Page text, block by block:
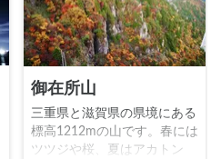
御在所山
三重県と滋賀県の県境にある
標高1212mの山です。春には
ツツジや桜、夏はアカトン